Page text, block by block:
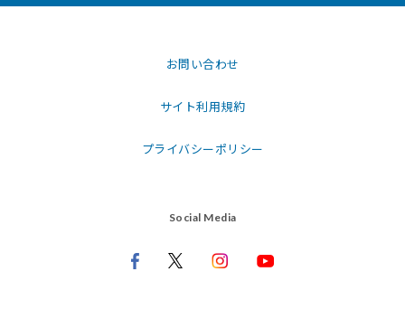
お問い合わせ
サイト利用規約
プライバシーポリシー
Social Media